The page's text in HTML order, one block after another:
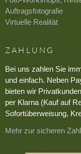
Auftragsfotografie
Virtuelle Realität
ZAHLUNG
Bei uns zahlen Sie
und einfach. Neben
bieten wir
per Klarna (Kauf auf
Sofortüberweisung,
Mehr zur sicheren